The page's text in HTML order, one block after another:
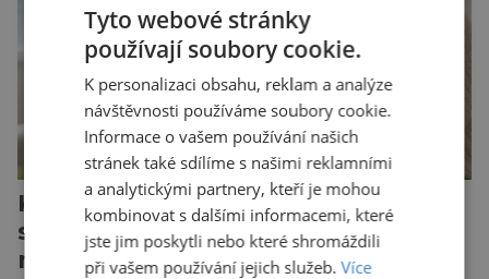
Každý 25. z nás nosí v genech
skryté riziko. Většina o něm nikdy
neuslyší
Tyto webové stránky
používají soubory cookie.
K personalizaci obsahu, reklam a analýze
návštěvnosti používáme soubory cookie.
Informace o vašem používání našich
stránek také sdílíme s našimi reklamními
a analytickými partnery, kteří je mohou
kombinovat s dalšími informacemi, které
jste jim poskytli nebo které shromáždili
při vašem používání jejich služeb.Více